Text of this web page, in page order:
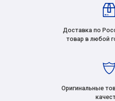
Доставка по
товар в любой
Оригинальные